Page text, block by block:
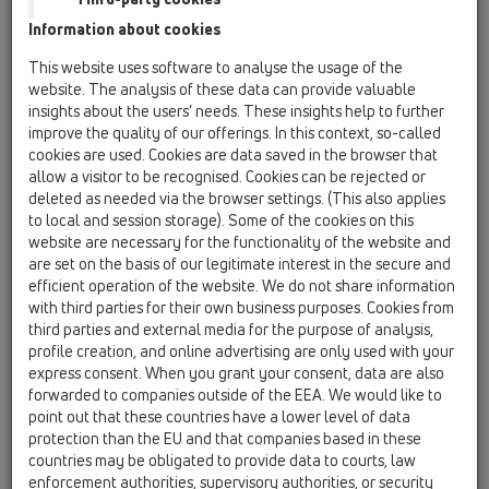
szigetelő készlethez
HL0114D
12 Balkon- és terasz / Együtt használható / Alkatrész
/ HL0114D
Ajakos tömítőgyűrű DN75
HL0152.1E
12 Balkon- és terasz / Együtt használható / Alkatrész
/ HL0152.1E
Csavar (1db) 6,3x19mm, alátéttel
HL05100.4E
12 Balkon- és terasz / Együtt használható / Alkatrész
/ HL05100.4E
Csappantyúszelepes bűzzár
HL068.10E
12 Balkon- és terasz / Együtt használható / Alkatrész
/ HL068.10E
PP csatlakozócsővel DN110 a HL68
attikalefolyó sorozathoz
Information about cookies
This website uses software to analyse the usage of the
website. The analysis of these data can provide valuable
insights about the users’ needs. These insights help to further
improve the quality of our offerings. In this context, so-called
cookies are used. Cookies are data saved in the browser that
allow a visitor to be recognised. Cookies can be rejected or
deleted as needed via the browser settings. (This also applies
to local and session storage). Some of the cookies on this
website are necessary for the functionality of the website and
are set on the basis of our legitimate interest in the secure and
efficient operation of the website. We do not share information
with third parties for their own business purposes. Cookies from
third parties and external media for the purpose of analysis,
profile creation, and online advertising are only used with your
express consent. When you grant your consent, data are also
forwarded to companies outside of the EEA. We would like to
point out that these countries have a lower level of data
protection than the EU and that companies based in these
countries may be obligated to provide data to courts, law
enforcement authorities, supervisory authorities, or security